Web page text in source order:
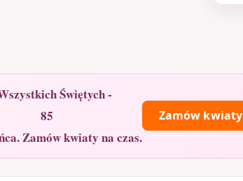
Świętych -
85
Zamów kwiaty na czas.
Zamów kwiaty